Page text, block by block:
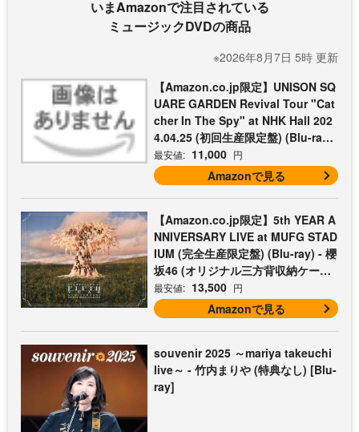
いまAmazonで注目されている
ミュージックDVDの商品
※2026年8月7日 5時 更新
【Amazon.co.jp限定】UNISON SQ
UARE GARDEN Revival Tour "Cat
cher In The Spy" at NHK Hall 202
4.04.25 (初回生産限定盤) (Blu-ray)
- UNISON SQUARE GARDEN (コッ
トン巾着付)
最安値: 11,000 円
Amazonで見る
【Amazon.co.jp限定】5th YEAR A
NNIVERSARY LIVE at MUFG STAD
IUM (完全生産限定盤) (Blu-ray) - 櫻
坂46 (オリジナル三方背収納ケース
付)
最安値: 13,500 円
Amazonで見る
souvenir 2025 ～mariya takeuchi
live～ - 竹内まりや (特典なし) [Blu-
ray]